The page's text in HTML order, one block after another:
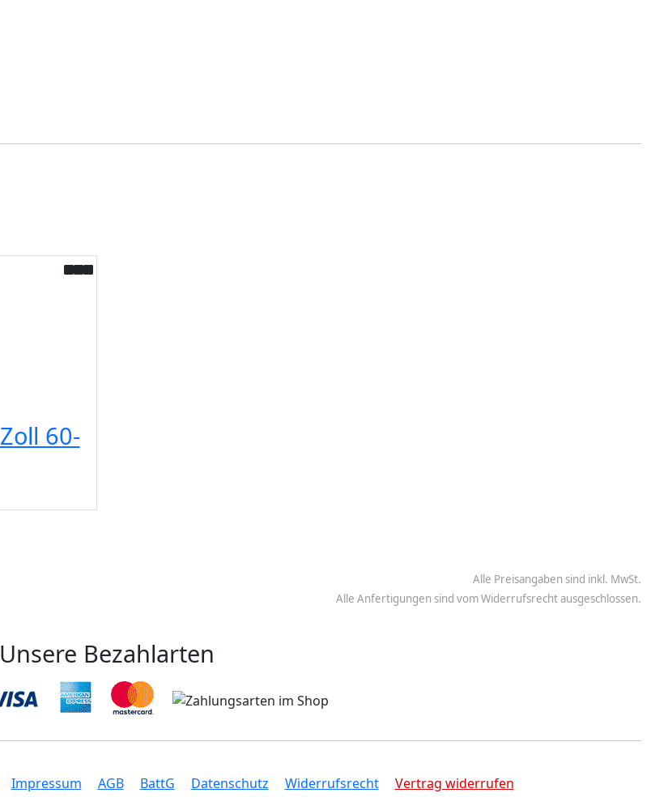
60-
Alle Preisangaben sind inkl. MwSt.
Alle Anfertigungen sind vom Widerrufsrecht ausgeschlossen.
Unsere Bezahlarten
Impressum AGB BattG Datenschutz Widerrufsrecht Vertrag widerrufen